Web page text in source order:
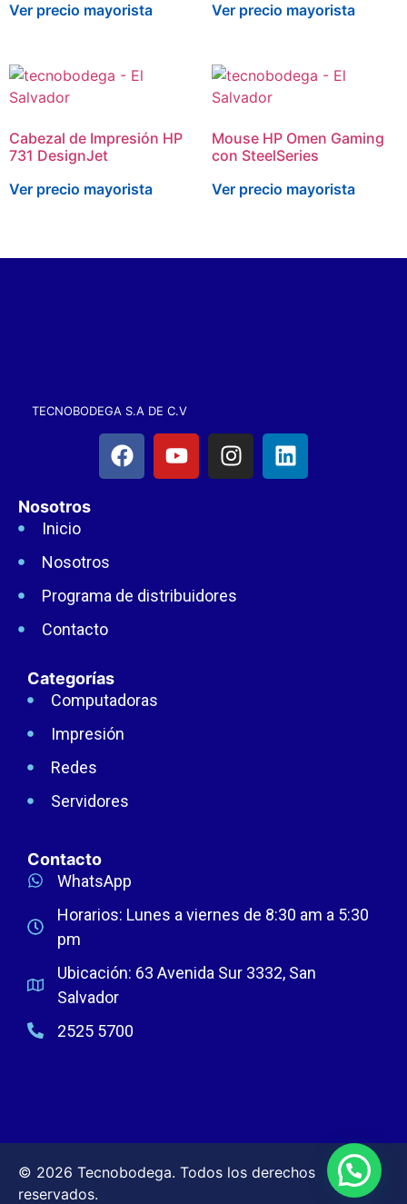
Ver precio mayorista
Ver precio mayorista
Cabezal de Impresión HP
731 DesignJet
Ver precio mayorista
Mouse HP Omen Gaming
con SteelSeries
Ver precio mayorista
TECNOBODEGA S.A DE C.V
Nosotros
Inicio
Nosotros
Programa de distribuidores
Contacto
Categorías
Computadoras
Impresión
Redes
Servidores
Contacto
WhatsApp
Horarios: Lunes a viernes de 8:30 am a 5:30
pm
Ubicación: 63 Avenida Sur 3332, San
Salvador
2525 5700
© 2026 Tecnobodega. Todos los derechos
reservados.